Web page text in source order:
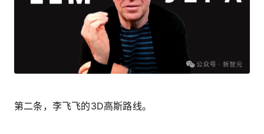
第二条，李飞飞的3D高斯路线。